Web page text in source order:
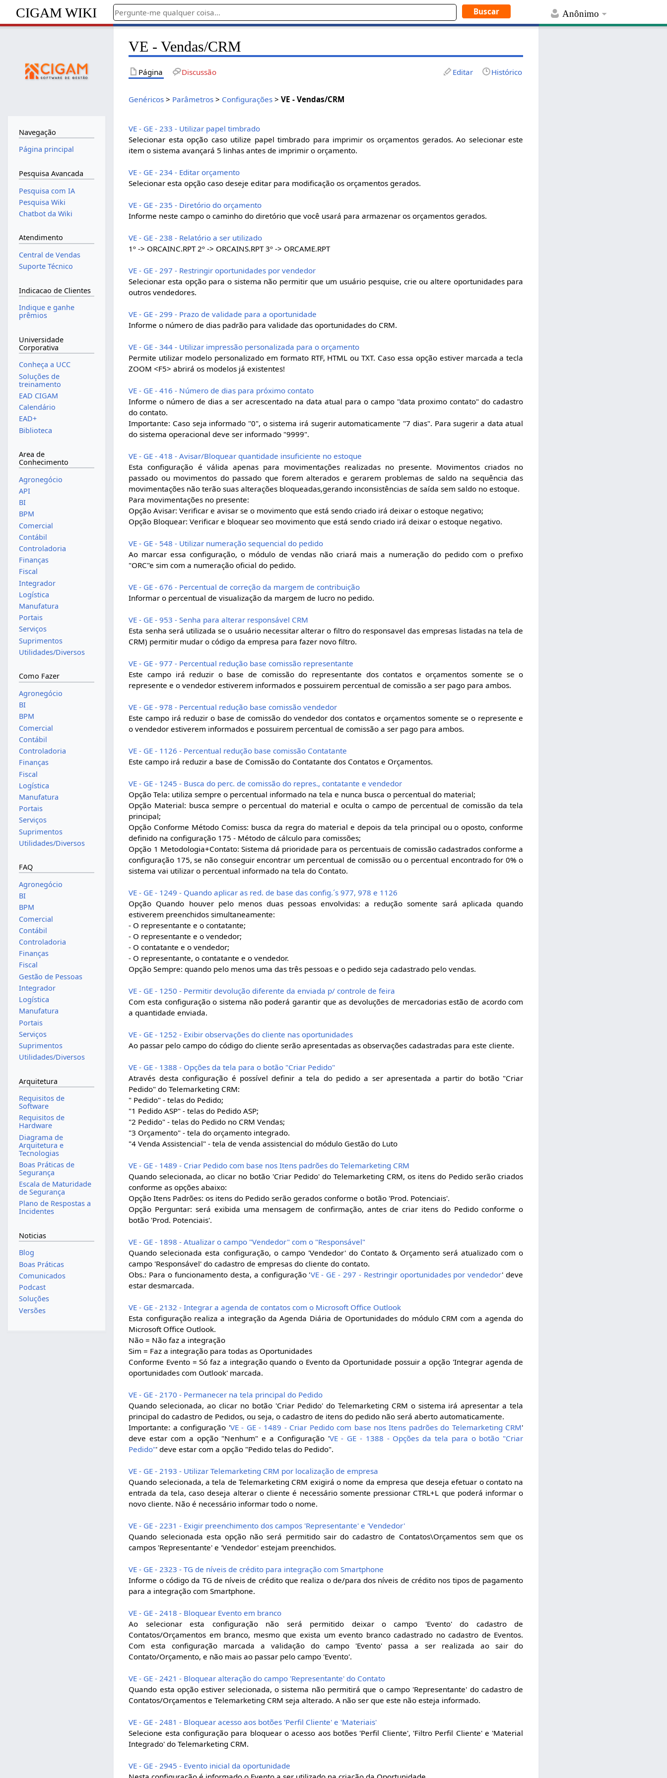
Anônimo
CIGAM WIKI
VE - Vendas/CRM
Página Discussão Editar Histórico
Genéricos > Parâmetros > Configurações >VE - Vendas/CRM
VE - GE - 233 - Utilizar papel timbrado
Selecionar esta opção caso utilize papel timbrado para imprimir os orçamentos gerados. Ao selecionar este
item o sistema avançará 5 linhas antes de imprimir o orçamento.
VE - GE - 234 - Editar orçamento
Selecionar esta opção caso deseje editar para modificação os orçamentos gerados.
VE - GE - 235 - Diretório do orçamento
Informe neste campo o caminho do diretório que você usará para armazenar os orçamentos gerados.
VE - GE - 238 - Relatório a ser utilizado
1º -> ORCAINC.RPT 2º -> ORCAINS.RPT 3º -> ORCAME.RPT
VE - GE - 297 - Restringir oportunidades por vendedor
Selecionar esta opção para o sistema não permitir que um usuário pesquise, crie ou altere oportunidades para
outros vendedores.
VE - GE - 299 - Prazo de validade para a oportunidade
Informe o número de dias padrão para validade das oportunidades do CRM.
VE - GE - 344 - Utilizar impressão personalizada para o orçamento
Permite utilizar modelo personalizado em formato RTF, HTML ou TXT. Caso essa opção estiver marcada a tecla
ZOOM <F5> abrirá os modelos já existentes!
VE - GE - 416 - Número de dias para próximo contato
Informe o número de dias a ser acrescentado na data atual para o campo "data proximo contato" do cadastro
do contato.
Importante: Caso seja informado "0", o sistema irá sugerir automaticamente "7 dias". Para sugerir a data atual
do sistema operacional deve ser informado "9999".
VE - GE - 418 - Avisar/Bloquear quantidade insuficiente no estoque
Esta configuração é válida apenas para movimentações realizadas no presente. Movimentos criados no
passado ou movimentos do passado que forem alterados e gerarem problemas de saldo na sequência das
movimentações não terão suas alterações bloqueadas,gerando inconsistências de saída sem saldo no estoque.
Para movimentações no presente:
Opção Avisar: Verificar e avisar se o movimento que está sendo criado irá deixar o estoque negativo;
Opção Bloquear: Verificar e bloquear seo movimento que está sendo criado irá deixar o estoque negativo.
VE - GE - 548 - Utilizar numeração sequencial do pedido
Ao marcar essa configuração, o módulo de vendas não criará mais a numeração do pedido com o prefixo
"ORC"e sim com a numeração oficial do pedido.
VE - GE - 676 - Percentual de correção da margem de contribuição
Informar o percentual de visualização da margem de lucro no pedido.
VE - GE - 953 - Senha para alterar responsável CRM
Esta senha será utilizada se o usuário necessitar alterar o filtro do responsavel das empresas listadas na tela de
CRM) permitir mudar o código da empresa para fazer novo filtro.
VE - GE - 977 - Percentual redução base comissão representante
Este campo irá reduzir o base de comissão do representante dos contatos e orçamentos somente se o
represente e o vendedor estiverem informados e possuirem percentual de comissão a ser pago para ambos.
VE - GE - 978 - Percentual redução base comissão vendedor
Este campo irá reduzir o base de comissão do vendedor dos contatos e orçamentos somente se o represente e
o vendedor estiverem informados e possuirem percentual de comissão a ser pago para ambos.
VE - GE - 1126 - Percentual redução base comissão Contatante
Este campo irá reduzir a base de Comissão do Contatante dos Contatos e Orçamentos.
VE - GE - 1245 - Busca do perc. de comissão do repres., contatante e vendedor
Opção Tela: utiliza sempre o percentual informado na tela e nunca busca o percentual do material;
Opção Material: busca sempre o percentual do material e oculta o campo de percentual de comissão da tela
principal;
Opção Conforme Método Comiss: busca da regra do material e depois da tela principal ou o oposto, conforme
definido na configuração 175 - Método de cálculo para comissões;
Opção 1 Metodologia+Contato: Sistema dá prioridade para os percentuais de comissão cadastrados conforme a
configuração 175, se não conseguir encontrar um percentual de comissão ou o percentual encontrado for 0% o
sistema vai utilizar o percentual informado na tela do Contato.
VE - GE - 1249 - Quando aplicar as red. de base das config.´s 977, 978 e 1126
Opção Quando houver pelo menos duas pessoas envolvidas: a redução somente sará aplicada quando
estiverem preenchidos simultaneamente:
- O representante e o contatante;
- O representante e o vendedor;
- O contatante e o vendedor;
- O representante, o contatante e o vendedor.
Opção Sempre: quando pelo menos uma das três pessoas e o pedido seja cadastrado pelo vendas.
VE - GE - 1250 - Permitir devolução diferente da enviada p/ controle de feira
Com esta configuração o sistema não poderá garantir que as devoluções de mercadorias estão de acordo com
a quantidade enviada.
VE - GE - 1252 - Exibir observações do cliente nas oportunidades
Ao passar pelo campo do código do cliente serão apresentadas as observações cadastradas para este cliente.
VE - GE - 1388 - Opções da tela para o botão "Criar Pedido"
Através desta configuração é possível definir a tela do pedido a ser apresentada a partir do botão "Criar
Pedido" do Telemarketing CRM:
" Pedido" - telas do Pedido;
"1 Pedido ASP" - telas do Pedido ASP;
"2 Pedido" - telas do Pedido no CRM Vendas;
"3 Orçamento" - tela do orçamento integrado.
"4 Venda Assistencial" - tela de venda assistencial do módulo Gestão do Luto
VE - GE - 1489 - Criar Pedido com base nos Itens padrões do Telemarketing CRM
Quando selecionada, ao clicar no botão 'Criar Pedido' do Telemarketing CRM, os itens do Pedido serão criados
conforme as opções abaixo:
Opção Itens Padrões: os itens do Pedido serão gerados conforme o botão 'Prod. Potenciais'.
Opção Perguntar: será exibida uma mensagem de confirmação, antes de criar itens do Pedido conforme o
botão 'Prod. Potenciais'.
VE - GE - 1898 - Atualizar o campo "Vendedor" com o "Responsável"
Quando selecionada esta configuração, o campo 'Vendedor' do Contato & Orçamento será atualizado com o
campo 'Responsável' do cadastro de empresas do cliente do contato.
Obs.: Para o funcionamento desta, a configuração 'VE - GE - 297 - Restringir oportunidades por vendedor' deve
estar desmarcada.
VE - GE - 2132 - Integrar a agenda de contatos com o Microsoft Office Outlook
Esta configuração realiza a integração da Agenda Diária de Oportunidades do módulo CRM com a agenda do
Microsoft Office Outlook.
Não = Não faz a integração
Sim = Faz a integração para todas as Oportunidades
Conforme Evento = Só faz a integração quando o Evento da Oportunidade possuir a opção 'Integrar agenda de
oportunidades com Outlook' marcada.
VE - GE - 2170 - Permanecer na tela principal do Pedido
Quando selecionada, ao clicar no botão 'Criar Pedido' do Telemarketing CRM o sistema irá apresentar a tela
principal do cadastro de Pedidos, ou seja, o cadastro de itens do pedido não será aberto automaticamente.
Importante: a configuração 'VE - GE - 1489 - Criar Pedido com base nos Itens padrões do Telemarketing CRM'
deve estar com a opção "Nenhum" e a Configuração 'VE - GE - 1388 - Opções da tela para o botão "Criar
Pedido"' deve estar com a opção "Pedido telas do Pedido".
VE - GE - 2193 - Utilizar Telemarketing CRM por localização de empresa
Quando selecionada, a tela de Telemarketing CRM exigirá o nome da empresa que deseja efetuar o contato na
entrada da tela, caso deseja alterar o cliente é necessário somente pressionar CTRL+L que poderá informar o
novo cliente. Não é necessário informar todo o nome.
VE - GE - 2231 - Exigir preenchimento dos campos 'Representante' e 'Vendedor'
Quando selecionada esta opção não será permitido sair do cadastro de Contatos\Orçamentos sem que os
campos 'Representante' e 'Vendedor' estejam preenchidos.
VE - GE - 2323 - TG de níveis de crédito para integração com Smartphone
Informe o código da TG de níveis de crédito que realiza o de/para dos níveis de crédito nos tipos de pagamento
para a integração com Smartphone.
VE - GE - 2418 - Bloquear Evento em branco
Ao selecionar esta configuração não será permitido deixar o campo 'Evento' do cadastro de
Contatos/Orçamentos em branco, mesmo que exista um evento branco cadastrado no cadastro de Eventos.
Com esta configuração marcada a validação do campo 'Evento' passa a ser realizada ao sair do
Contato/Orçamento, e não mais ao passar pelo campo 'Evento'.
VE - GE - 2421 - Bloquear alteração do campo 'Representante' do Contato
Quando esta opção estiver selecionada, o sistema não permitirá que o campo 'Representante' do cadastro de
Contatos/Orçamentos e Telemarketing CRM seja alterado. A não ser que este não esteja informado.
VE - GE - 2481 - Bloquear acesso aos botões 'Perfil Cliente' e 'Materiais'
Selecione esta configuração para bloquear o acesso aos botões 'Perfil Cliente', 'Filtro Perfil Cliente' e 'Material
Integrado' do Telemarketing CRM.
VE - GE - 2945 - Evento inicial da oportunidade
Navegação
Página principal
Pesquisa Avancada
Pesquisa com IA
Pesquisa Wiki
Chatbot da Wiki
Atendimento
Central de Vendas
Suporte Técnico
Indicacao de Clientes
Indique e ganhe
prêmios
Universidade
Corporativa
Conheça a UCC
Soluções de
treinamento
EAD CIGAM
Calendário
EAD+
Biblioteca
Area de
Conhecimento
Agronegócio
API
BI
BPM
Comercial
Contábil
Controladoria
Finanças
Fiscal
Integrador
Logística
Manufatura
Portais
Serviços
Suprimentos
Utilidades/Diversos
Como Fazer
Agronegócio
BI
BPM
Comercial
Contábil
Controladoria
Finanças
Fiscal
Logística
Manufatura
Portais
Serviços
Suprimentos
Utilidades/Diversos
FAQ
Agronegócio
BI
BPM
Comercial
Contábil
Controladoria
Finanças
Fiscal
Gestão de Pessoas
Integrador
Logística
Manufatura
Portais
Serviços
Suprimentos
Utilidades/Diversos
Arquitetura
Requisitos de
Software
Requisitos de
Hardware
Diagrama de
Arquitetura e
Tecnologias
Boas Práticas de
Segurança
Escala de Maturidade
de Segurança
Plano de Respostas a
Incidentes
Noticias
Blog
Boas Práticas
Comunicados
Podcast
Soluções
Versões